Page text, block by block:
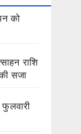
को
राशि
सजा